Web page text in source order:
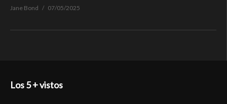
Jane Bond 07/05/2025
Los 5 + vistos